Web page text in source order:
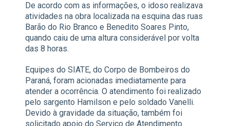
De acordo com as informações, o idoso realizava
atividades na obra localizada na esquina das ruas
Barão do Rio Branco e Benedito Soares Pinto,
quando caiu de uma altura considerável por volta
das 8 horas.
Equipes do SIATE, do Corpo de Bombeiros do
Paraná, foram acionadas imediatamente para
atender a ocorrência. O atendimento foi realizado
pelo sargento Hamilson e pelo soldado Vanelli.
Devido à gravidade da situação, também foi
solicitado apoio do Serviço de Atendimento